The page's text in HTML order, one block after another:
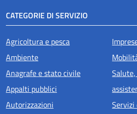
CATEGORIE DI SERVIZIO
Agricoltura e pesca
Ambiente
Anagrafe e stato civile
Appalti pubblici
Autorizzazioni